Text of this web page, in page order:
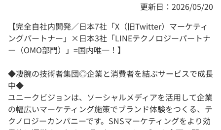
更新日：2026/05/20
【完全自社内開発／日本7社「X（旧Twitter）マーケティ
ングパートナー」×日本3社「LINEテクノロジーパートナ
ー（OMO部門）」=国内唯一！】
◆凄腕の技術者集団◎企業と消費者を結ぶサービスで成長
中◆
ユニークビジョンは、ソーシャルメディアを活用して企業
の幅広いマーケティング施策でブランド体験をつくる、テ
クノロジーカンパニーです。SNSマーケティングをより効